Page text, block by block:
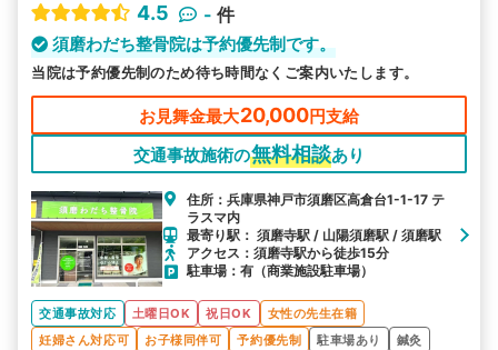
その他の検索方法
駅から探す 院名から探す
4.5
- 件
須磨わだち整骨院は予約優先制です。
当院は予約優先制のため待ち時間なくご案内いたします。
お見舞金最大20,000円支給
交通事故施術の無料相談あり
住所：兵庫県神戸市須磨区高倉台1-1-17 テ
ラスマ内
最寄り駅： 須磨寺駅 / 山陽須磨駅 / 須磨駅
アクセス：須磨寺駅から徒歩15分
駐車場：有（商業施設駐車場）
交通事故対応 土曜日OK 祝日OK
女性の先生在籍
妊婦さん対応可
お子様同伴可 予約優先制 駐車場あり
鍼灸